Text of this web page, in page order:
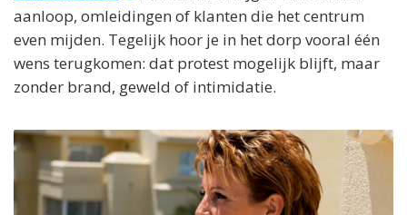
aanloop, omleidingen of klanten die het centrum
even mijden. Tegelijk hoor je in het dorp vooral één
wens terugkomen: dat protest mogelijk blijft, maar
zonder brand, geweld of intimidatie.